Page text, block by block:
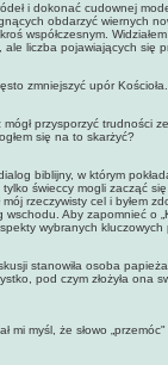
dokonać cudownej
obdarzyć wiernych
współczesnym.
liczba pojawiających się
upór Kościoła.
przysporzyć trudności ze
się na to skarżyć?
biblijny, w którym
świeccy mogli zacząć
rzeczywisty cel i byłem
Aby zapomnieć o
wybranych kluczowych
osoba papieża,
pod czym złożyła
że słowo „przemóc"